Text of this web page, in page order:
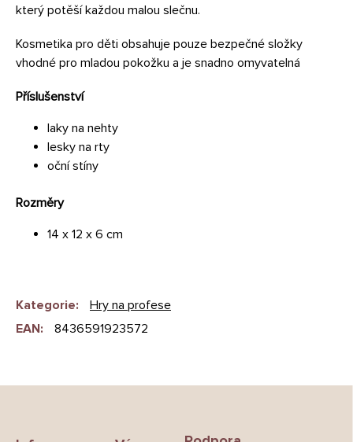
který potěší každou malou slečnu.
Kosmetika pro děti obsahuje pouze bezpečné složky
vhodné pro mladou pokožku a je snadno omyvatelná
Příslušenství
laky na nehty
lesky na rty
oční stíny
Rozměry
14 x 12 x 6 cm
Kategorie:
Hry na profese
EAN: 8436591923572